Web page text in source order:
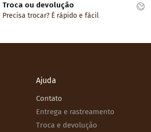
Troca ou devolução
Precisa trocar? É rápido e fácil
Ajuda
Contato
Entrega e rastreamento
Troca e devolução